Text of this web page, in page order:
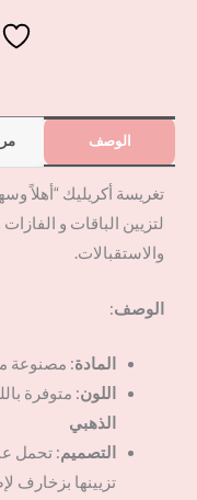
الوصف
تغريسة أكريليك “أهلاً
لتزيين الباقات و
والاستقبالات.
الوصف:
المادة: مصنوعة
اللون: متوفرة
الذهبي
التصميم: تحمل
تزيينها بزخارف